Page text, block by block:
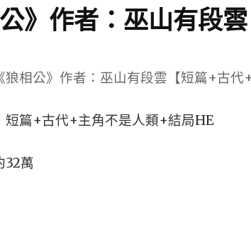
公》作者：巫山有段
《狼相公》作者：巫山有段雲【短篇+古代
短篇+古代+主角不是人類+結局HE
32萬